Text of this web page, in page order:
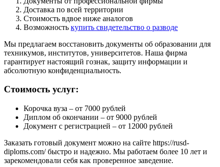
Доставка по всей территории
Стоимость вдвое ниже аналогов
Возможность купить свидетельство о разводе
Мы предлагаем восстановить документы об образовании для
техникумов, институтов, университетов. Наша фирма
гарантирует настоящий гознак, защиту информации и
абсолютную конфиденциальность.
Стоимость услуг:
Корочка вуза – от 7000 рублей
Диплом об окончании – от 9000 рублей
Документ с регистрацией – от 12000 рублей
Заказать готовый документ можно на сайте https://rusd-
diploms.com/ быстро и надежно. Мы работаем более 10 лет и
зарекомендовали себя как проверенное заведение.